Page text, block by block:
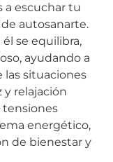
a escuchar tu
autosanarte.
él se equilibra,
ayudando a
situaciones
y relajación
tensiones
energético,
de bienestar y